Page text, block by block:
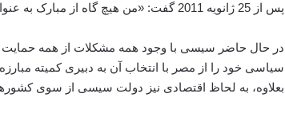
پس از 25 ژانویه 2011 گفت: «من هیچ گاه از مبارک به عنوان یک دیکتاتور یاد نخواهم کرد.»
در حال حاضر سیسی با وجود همه مشکلات از همه حمایت
سیاسی خود را از مصر با انتخاب آن به دبیری کمیته
بعلاوه، به لحاظ اقتصادی نیز دولت سیسی از سوی